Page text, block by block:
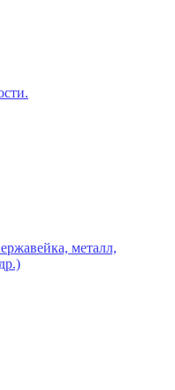
металл,